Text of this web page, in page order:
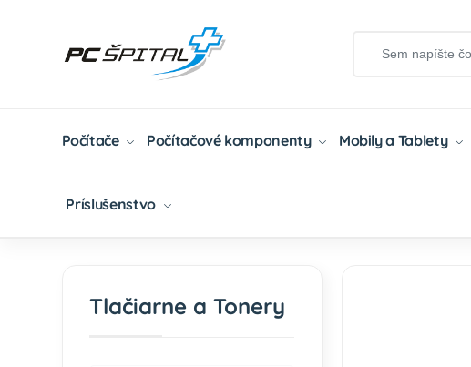
Počítače Počítačové komponenty Mobily a Tablety
Príslušenstvo
Domov Tlačiarne A Tonery
Tlačiarne a Tonery